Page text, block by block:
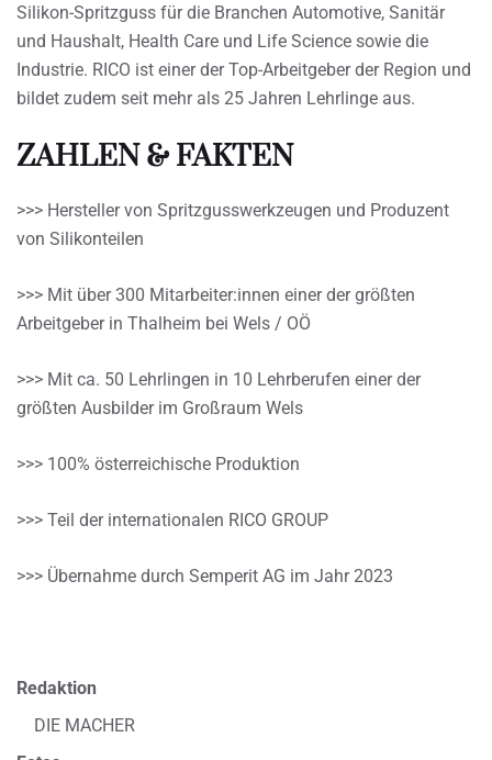
Silikon-Spritzguss für die Branchen Automotive, Sanitär
und Haushalt, Health Care und Life Science sowie die
Industrie. RICO ist einer der Top-Arbeitgeber der Region und
bildet zudem seit mehr als 25 Jahren Lehrlinge aus.
ZAHLEN & FAKTEN
>>> Hersteller von Spritzgusswerkzeugen und Produzent
von Silikonteilen
>>> Mit über 300 Mitarbeiter:innen einer der größten
Arbeitgeber in Thalheim bei Wels / OÖ
>>> Mit ca. 50 Lehrlingen in 10 Lehrberufen einer der
größten Ausbilder im Großraum Wels
>>> 100% österreichische Produktion
>>> Teil der internationalen RICO GROUP
>>> Übernahme durch Semperit AG im Jahr 2023
Redaktion
DIE MACHER